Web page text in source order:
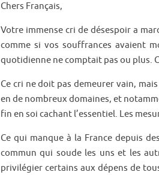
Chers Français,
Votre immense cri de désespoir a
comme si vos souffrances avaient
quotidienne ne comptait pas ou plus.
Ce cri ne doit pas demeurer vain,
en de nombreux domaines, et
fin en soi cachant l’essentiel. Les
Ce qui manque à la France depuis
commun qui soude les uns et les
privilégier certains aux dépens de